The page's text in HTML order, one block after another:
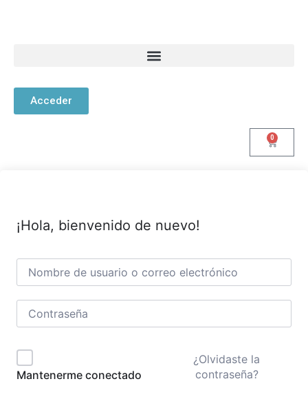
Acceder
0
¡Hola, bienvenido de nuevo!
Mantenerme conectado
¿Olvidaste la
contraseña?